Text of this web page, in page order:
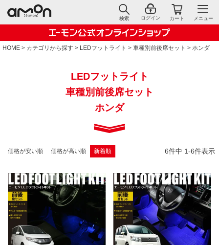
検索 ログイン カート メニュー
HOME カテゴリから探す LEDフットライト 車種別前後席セット ホンダ
LEDフットライト
車種別前後席セット
ホンダ
価格が安い順 価格が高い順 新着順 6件中 1-6件表示